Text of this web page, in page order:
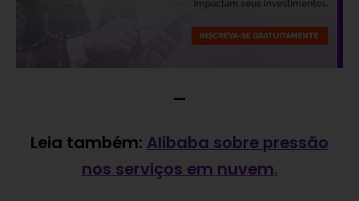
—
Leia também: Alibaba sobre pressão
nos serviços em nuvem.